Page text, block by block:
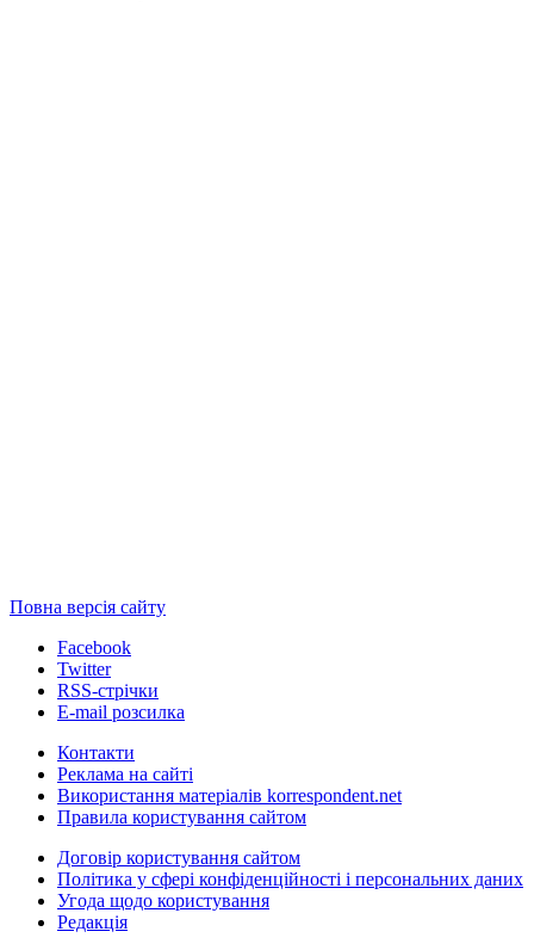
Повна версія сайту
Facebook
Twitter
RSS-стрічки
E-mail розсилка
Контакти
Реклама на сайті
Використання матеріалів korrespondent.net
Правила користування сайтом
Договір користування сайтом
Політика у сфері конфіденційності і персональних даних
Угода щодо користування
Редакція